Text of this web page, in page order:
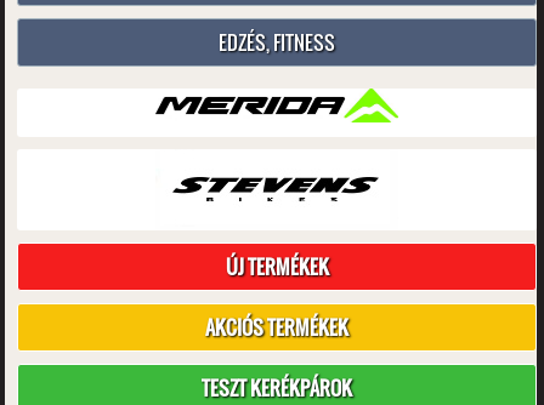
EDZÉS, FITNESS
ÚJ TERMÉKEK
AKCIÓS TERMÉKEK
TESZT KERÉKPÁROK